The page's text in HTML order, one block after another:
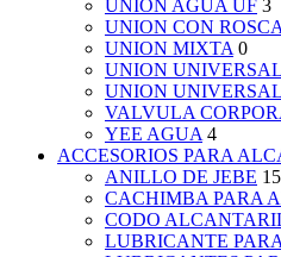
UNION AGUA UF 3
UNION CON ROSCA
UNION MIXTA 0
UNION
UNION UNIVERSAL
VALVULA
YEE AGUA 4
ACCESORIOS PARA
ANILLO DE JEBE 15
CACHIMBA PARA
CODO
LUBRICANTE